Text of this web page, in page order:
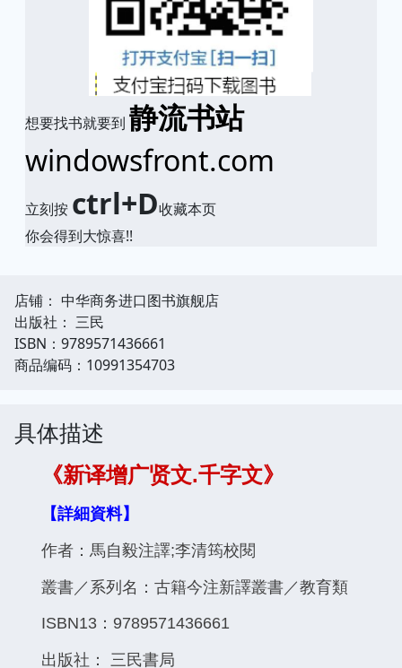
想要找书就要到 静流书站
windowsfront.com
立刻按 ctrl+D收藏本页
你会得到大惊喜!!
店铺： 中华商务进口图书旗舰店
出版社： 三民
ISBN：9789571436661
商品编码：10991354703
具体描述
《新译增广贤文.千字文》
【詳細資料】
作者：馬自毅注譯;李清筠校閱
叢書／系列名：古籍今注新譯叢書／教育類
ISBN13：9789571436661
出版社： 三民書局